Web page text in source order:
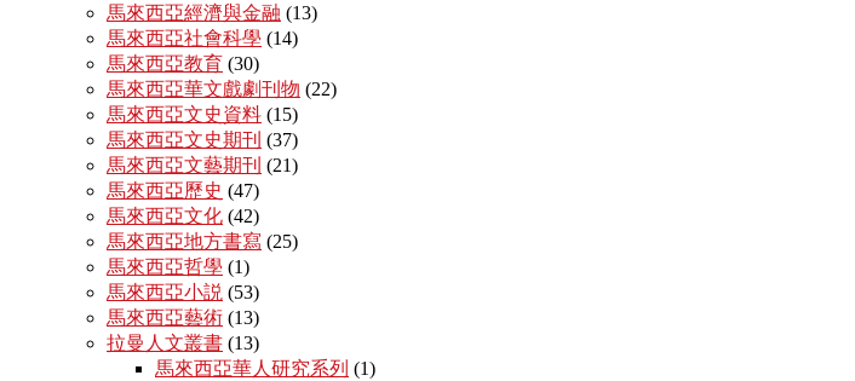
馬來西亞經濟與金融 (13)
馬來西亞社會科學 (14)
馬來西亞教育 (30)
馬來西亞華文戲劇刊物 (22)
馬來西亞文史資料 (15)
馬來西亞文史期刊 (37)
馬來西亞文藝期刊 (21)
馬來西亞歷史 (47)
馬來西亞文化 (42)
馬來西亞地方書寫 (25)
馬來西亞哲學 (1)
馬來西亞小説 (53)
馬來西亞藝術 (13)
拉曼人文叢書 (13)
馬來西亞華人研究系列 (1)